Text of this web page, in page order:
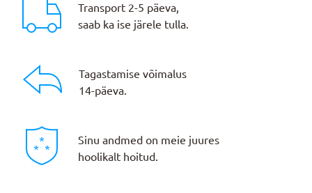
Transport 2-5 päeva,
saab ka ise järele tulla.
Tagastamise võimalus
14-päeva.
Sinu andmed on meie juures
hoolikalt hoitud.